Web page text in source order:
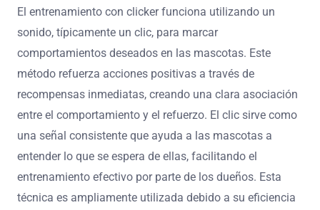
El entrenamiento con clicker funciona utilizando un
sonido, típicamente un clic, para marcar
comportamientos deseados en las mascotas. Este
método refuerza acciones positivas a través de
recompensas inmediatas, creando una clara asociación
entre el comportamiento y el refuerzo. El clic sirve como
una señal consistente que ayuda a las mascotas a
entender lo que se espera de ellas, facilitando el
entrenamiento efectivo por parte de los dueños. Esta
técnica es ampliamente utilizada debido a su eficiencia